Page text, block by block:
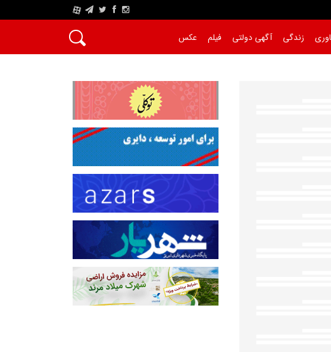
A
زندگی آگهی دولتی فیلم عکس